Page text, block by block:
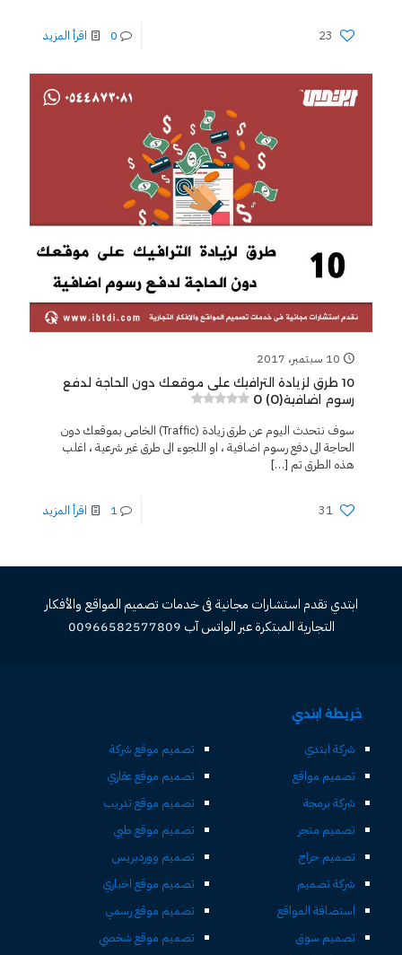
23
0 اقرأ المزيد
10 سبتمبر، 2017
10 طرق لزيادة الترافيك على موقعك دون الحاجة لدفع
رسوم اضافية0 (0)
سوف نتحدث اليوم عن طرق زيادة (Traffic) الخاص بموقعك دون
الحاجة الى دفع رسوم اضافية ، او اللجوء الى طرق غير شرعية ، اغلب
هذه الطرق تم […]
31
1 اقرأ المزيد
ابتدي تقدم استشارات مجانية فى خدمات تصميم المواقع والأفكار
التجارية المبتكرة عبر الواتس آب 00966582577809
خريطة ابتدي
شركة ابتدي
تصميم مواقع
شركة برمجة
تصميم متجر
تصميم حراج
شركة تصميم
استضافة المواقع
تصميم سوق
تصميم موقع شركة
تصميم موقع عقاري
تصميم موقع تدريب
تصميم موقع طبي
تصميم ووردبريس
تصميم موقع اخباري
تصميم موقع رسمي
تصميم موقع شخصي